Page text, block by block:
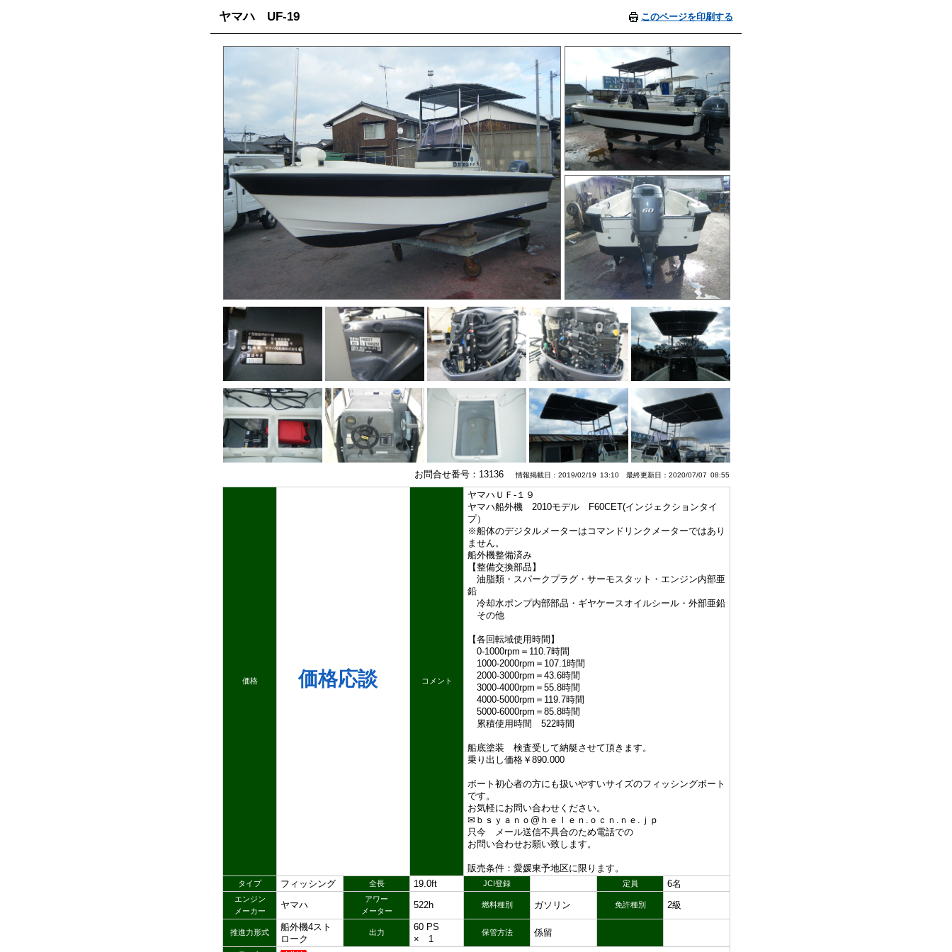
ヤマハ UF-19 このページを印刷する
お問合せ番号：13136 情報掲載日：2019/02/19 13:10 最終更新日：2020/07/07 08:55
価格 価格応談 コメント
ヤマハＵＦ-１９
ヤマハ船外機 2010モデル F60CET(インジェクションタイ
プ）
※船体のデジタルメーターはコマンドリンクメーターではあり
ません。
船外機整備済み
【整備交換部品】
油脂類・スパークプラグ・サーモスタット・エンジン内部亜
鉛
冷却水ポンプ内部部品・ギヤケースオイルシール・外部亜鉛
その他
【各回転域使用時間】
0-1000rpm＝110.7時間
1000-2000rpm＝107.1時間
2000-3000rpm＝43.6時間
3000-4000rpm＝55.8時間
4000-5000rpm＝119.7時間
5000-6000rpm＝85.8時間
累積使用時間 522時間
船底塗装 検査受して納艇させて頂きます。
乗り出し価格￥890.000
ボート初心者の方にも扱いやすいサイズのフィッシングボート
です。
お気軽にお問い合わせください。
✉ｂｓｙａｎｏ@ｈｅｌｅｎ.ｏｃｎ.ｎｅ.ｊｐ
只今 メール送信不具合のため電話での
お問い合わせお願い致します。
販売条件：愛媛東予地区に限ります。
タイプ フィッシング 全長 19.0ft JCI登録 定員 6名
エンジン
メーカー
ヤマハ
アワー
メーター
522h 燃料種別 ガソリン 免許種別 2級
推進力形式
船外機4スト
ローク
出力
60 PS
× 1
保管方法 係留